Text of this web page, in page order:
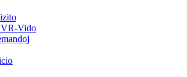
Vido